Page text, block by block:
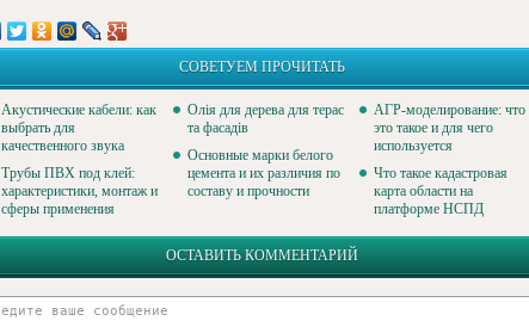
СОВЕТУЕМ ПРОЧИТАТЬ
Акустические кабели: как
выбрать для
качественного звука
Трубы ПВХ под клей:
характеристики, монтаж и
сферы применения
Олія для дерева для терас
та фасадів
Основные марки белого
цемента и их различия по
составу и прочности
АГР-моделирование: что
это такое и для чего
используется
Что такое кадастровая
карта области на
платформе НСПД
ОСТАВИТЬ КОММЕНТАРИЙ